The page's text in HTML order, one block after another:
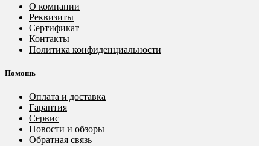
О компании
Реквизиты
Сертификат
Контакты
Политика конфиденциальности
Помощь
Оплата и доставка
Гарантия
Сервис
Новости и обзоры
Обратная связь